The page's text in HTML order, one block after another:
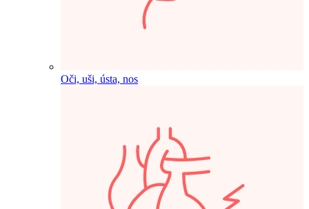
Oči, uši, ústa, nos